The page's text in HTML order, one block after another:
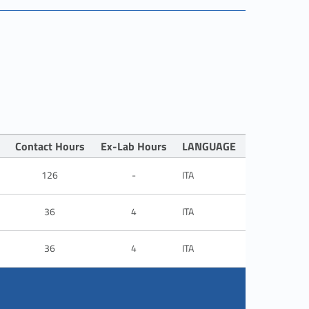
Contact Hours Ex-Lab Hours LANGUAGE
126 - ITA
36 4 ITA
36 4 ITA